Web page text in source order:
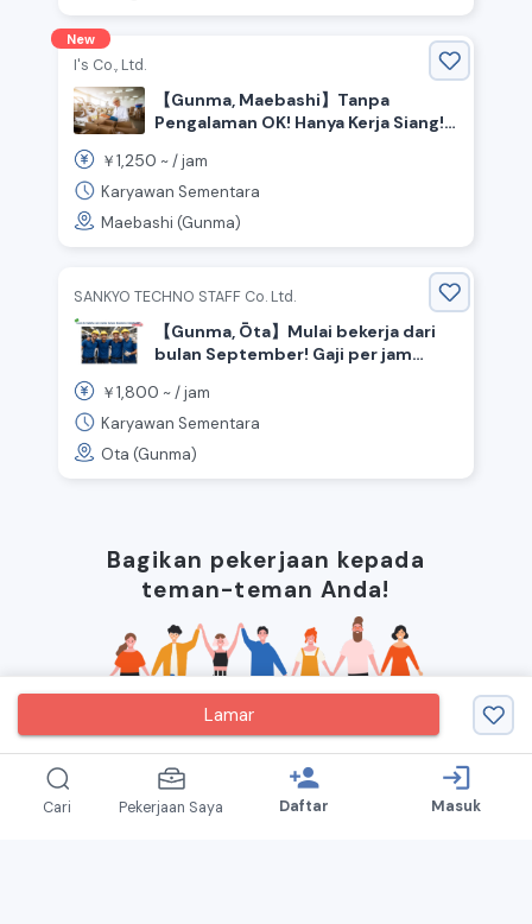
Lamar
New
I's Co., Ltd.
【Gunma, Maebashi】Tanpa
Pengalaman OK! Hanya Kerja Siang!!
dukungan manufaktur.
￥1,250 ~ /jam
Karyawan Sementara
Maebashi (Gunma)
SANKYO TECHNO STAFF Co. Ltd.
【Gunma, Ōta】Mulai bekerja dari
bulan September! Gaji per jam
Pekerjaan pembuatan mobil 🚕/
Banyak pria aktif di lokasi kerja
￥1,800 ~ /jam
Karyawan Sementara
Ota (Gunma)
Bagikan pekerjaan kepada
teman-teman Anda!
Cari Pekerjaan Saya
person_add
Daftar
login
Masuk